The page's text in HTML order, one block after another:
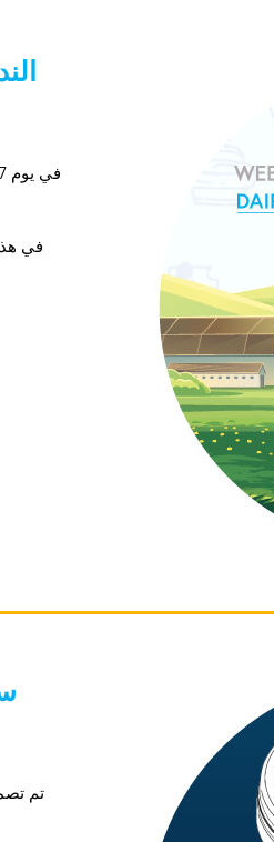
في يوم 27 من شهر يناير لعام 2021 ، قدمت سابن ندوة إلكترونية عن التطورات الرئيسية في صناعة الألبان
في